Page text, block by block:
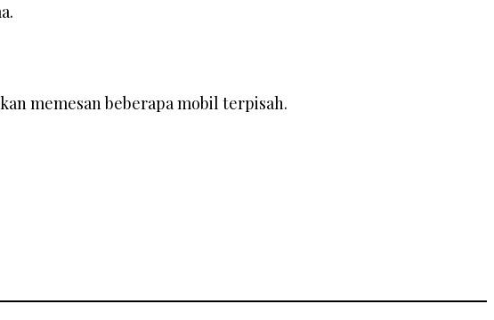
memesan beberapa mobil terpisah.